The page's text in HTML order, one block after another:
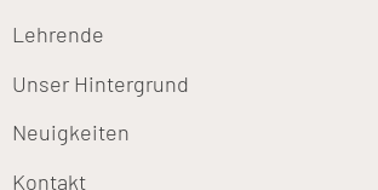
Lehrende
Unser Hintergrund
Neuigkeiten
Kontakt